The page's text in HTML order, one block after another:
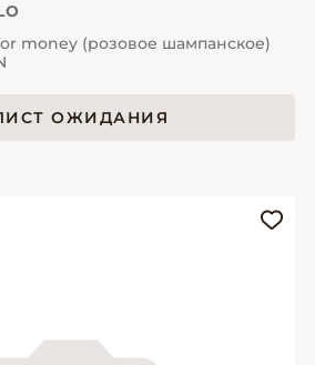
money (розовое шампанское)
ОЖИДАНИЯ